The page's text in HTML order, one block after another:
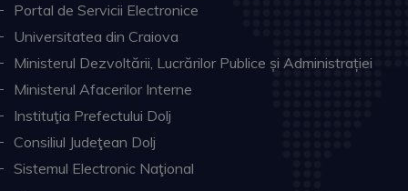
Portal de Servicii Electronice
Universitatea din Craiova
Ministerul Dezvoltării, Lucrărilor Publice și Administrației
Ministerul Afacerilor Interne
Instituţia Prefectului Dolj
Consiliul Judeţean Dolj
Sistemul Electronic Naţional